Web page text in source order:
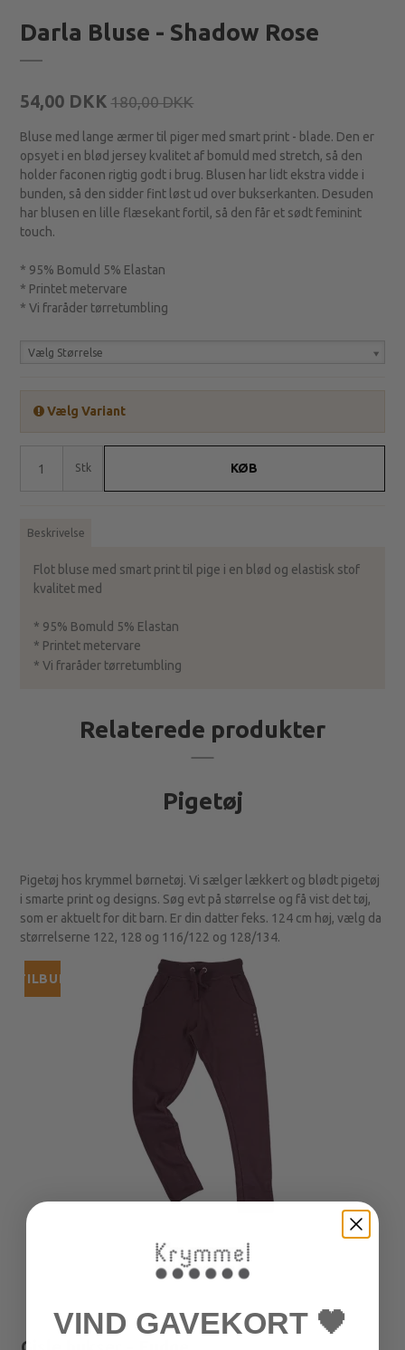
Darla Bluse - Shadow Rose
54,00 DKK 180,00 DKK
Bluse med lange ærmer til piger med smart print - blade. Den er
opsyet i en blød jersey kvalitet af bomuld med stretch, så den
holder faconen rigtig godt i brug. Blusen har lidt ekstra vidde i
bunden, så den sidder fint løst ud over bukserkanten. Desuden
har blusen en lille flæsekant fortil, så den får et sødt feminint
touch.
* 95% Bomuld 5% Elastan
* Printet metervare
* Vi fraråder tørretumbling
Vælg Størrelse
Vælg Variant
Stk KØB
Beskrivelse
Flot bluse med smart print til pige i en blød og elastisk stof
kvalitet med
* 95% Bomuld 5% Elastan
* Printet metervare
* Vi fraråder tørretumbling
Relaterede produkter
Pigetøj
Pigetøj hos krymmel børnetøj. Vi sælger lækkert og blødt pigetøj
i smarte print og designs. Søg evt på størrelse og få vist det tøj,
som er aktuelt for dit barn. Er din datter feks. 124 cm høj, vælg da
størrelserne 122, 128 og 116/122 og 128/134.
TILBUD
VIND GAVEKORT 🖤